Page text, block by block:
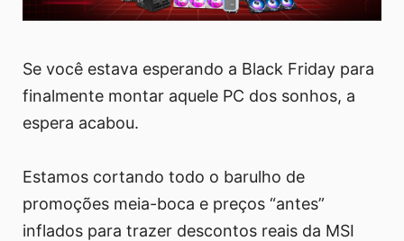
Se você estava esperando a Black Friday para
finalmente montar aquele PC dos sonhos, a
espera acabou.
Estamos cortando todo o barulho de
promoções meia-boca e preços “antes”
inflados para trazer descontos reais da MSI